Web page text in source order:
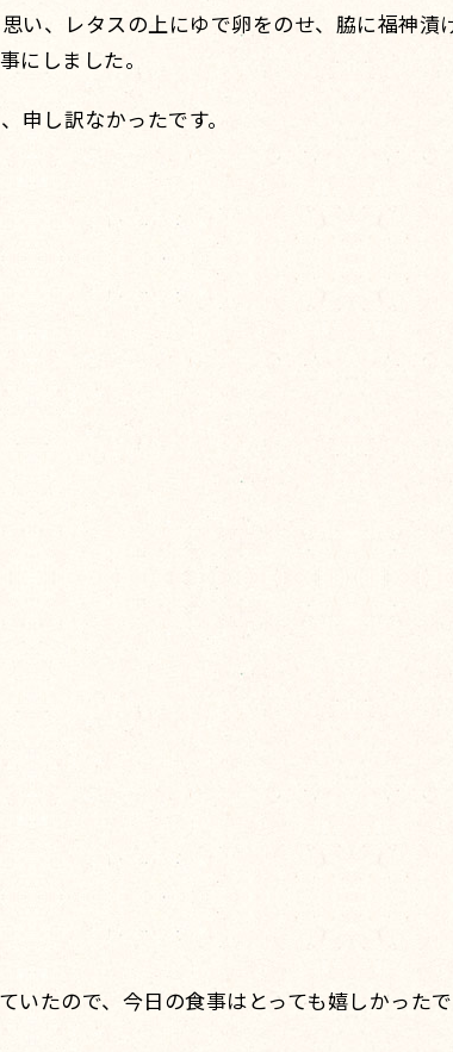
い、レタスの上にゆで卵をのせ、脇に福神漬
にしました。
申し訳なかったです。
たので、今日の食事はとっても嬉しかった